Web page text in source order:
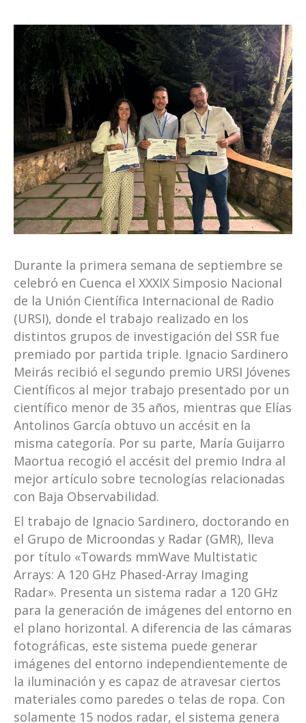
Durante la primera semana de septiembre se
celebró en Cuenca el XXXIX Simposio Nacional
de la Unión Científica Internacional de Radio
(URSI), donde el trabajo realizado en los
distintos grupos de investigación del SSR fue
premiado por partida triple. Ignacio Sardinero
Meirás recibió el segundo premio URSI Jóvenes
Científicos al mejor trabajo presentado por un
científico menor de 35 años, mientras que Elías
Antolinos García obtuvo un accésit en la
misma categoría. Por su parte, María Guijarro
Maortua recogió el accésit del premio Indra al
mejor artículo sobre tecnologías relacionadas
con Baja Observabilidad.
El trabajo de Ignacio Sardinero, doctorando en
el Grupo de Microondas y Radar (GMR), lleva
por título «Towards mmWave Multistatic
Arrays: A 120 GHz Phased-Array Imaging
Radar». Presenta un sistema radar a 120 GHz
para la generación de imágenes del entorno en
el plano horizontal. A diferencia de las cámaras
fotográficas, este sistema puede generar
imágenes del entorno independientemente de
la iluminación y es capaz de atravesar ciertos
materiales como paredes o telas de ropa. Con
solamente 15 nodos radar, el sistema genera